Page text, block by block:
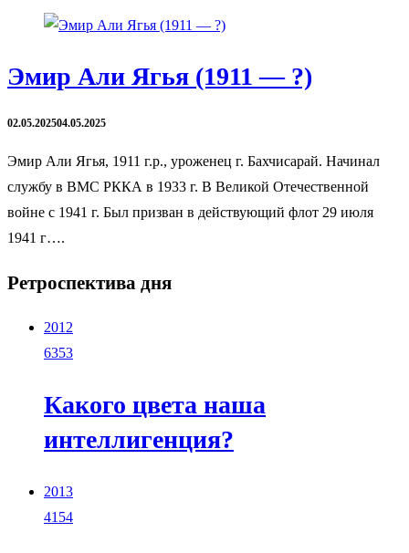
Эмир Али Ягья (1911 — ?)
02.05.202504.05.2025
Эмир Али Ягья, 1911 г.р., уроженец г. Бахчисарай. Начинал
службу в ВМС РККА в 1933 г. В Великой Отечественной
войне с 1941 г. Был призван в действующий флот 29 июля
1941 г….
Ретроспектива дня
2012
6353
Какого цвета наша
интеллигенция?
2013
4154